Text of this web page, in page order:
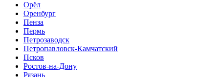
Орёл
Оренбург
Пенза
Пермь
Петрозаводск
Петропавловск-Камчатский
Псков
Ростов-на-Дону
Рязань